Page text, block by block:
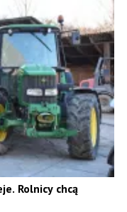
Rolnicy chcą